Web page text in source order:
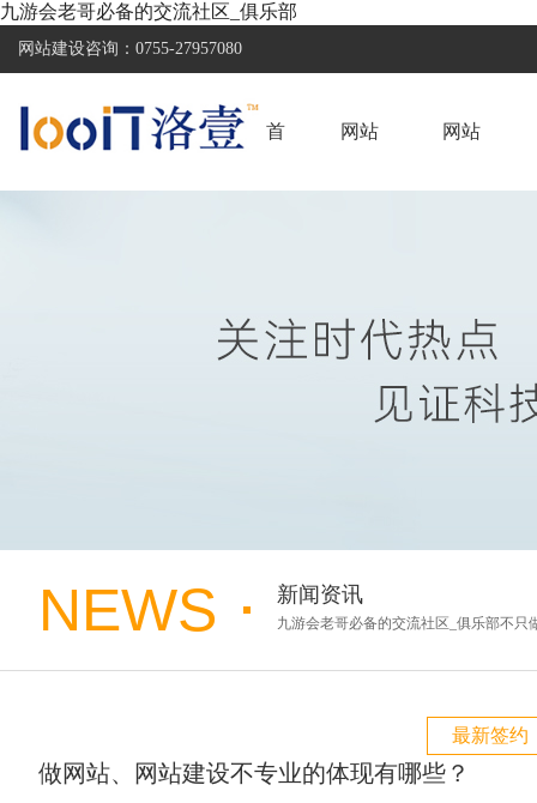
九游会老哥必备的交流社区_俱乐部
网站建设咨询： 0755-27957080
首 网站 网站
NEWS 新闻资讯
九游会老哥必备的交流社区_俱乐部不只
最新签约
做网站、网站建设不专业的体现有哪些？